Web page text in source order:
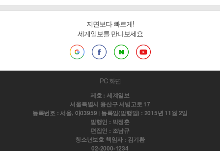
지면보다 빠르게!
세계일보를 만나보세요
PC 화면
제호 : 세계일보
서울특별시 용산구 서빙고로 17
등록번호 : 서울, 아03959 | 등록일(발행일) : 2015년 11월 2일
발행인 : 박정훈
편집인 : 조남규
청소년보호 책임자 : 김기환
02-2000-1234